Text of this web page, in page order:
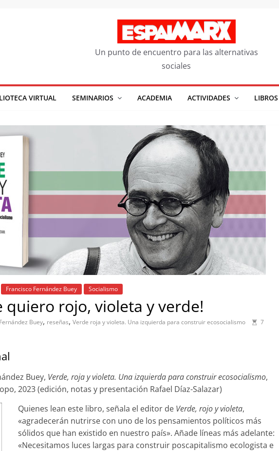
Un punto de encuentro para las alternativas
sociales
VIRTUAL SEMINARIOS ACADEMIA ACTIVIDADES LIBROS
Francisco Fernández Buey Socialismo
quiero rojo, violeta y verde!
Buey, reseñas, Verde roja y violeta. Una izquierda para construir ecosocialismo
7
Buey, Verde, roja y violeta. Una izquierda para construir ecosocialismo,
2023 (edición, notas y presentación Rafael Díaz-Salazar)
Quienes lean este libro, señala el editor de Verde, rojo y violeta,
«agradecerán nutrirse con uno de los pensamientos políticos más
sólidos que han existido en nuestro país». Añade líneas más adelante:
«Necesitamos luces largas para construir poscapitalismo ecologista e